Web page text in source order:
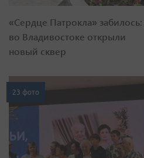
«Сердце Патрокла» забилось:
во Владивостоке открыли
новый сквер
23 фото